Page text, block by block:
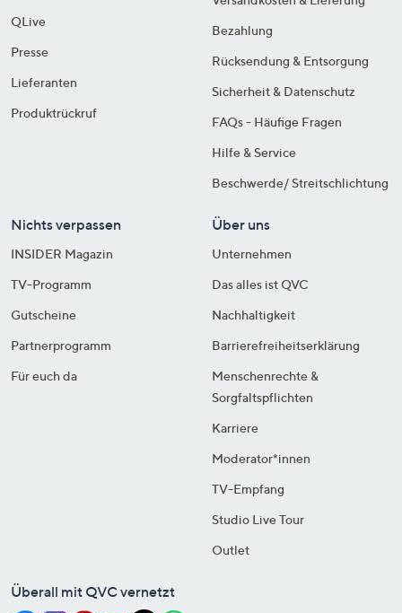
QLive
Presse
Lieferanten
Produktrückruf
Bezahlung
Rücksendung & Entsorgung
Sicherheit & Datenschutz
FAQs - Häufige Fragen
Hilfe & Service
Beschwerde/ Streitschlichtung
Nichts verpassen
INSIDER Magazin
TV-Programm
Gutscheine
Partnerprogramm
Für euch da
Über uns
Unternehmen
Das alles ist QVC
Nachhaltigkeit
Barrierefreiheitserklärung
Menschenrechte &
Sorgfaltspflichten
Karriere
Moderator*innen
TV-Empfang
Studio Live Tour
Outlet
Überall mit QVC vernetzt